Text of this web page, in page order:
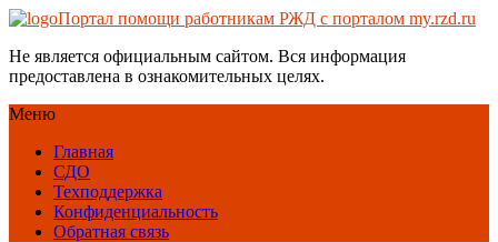
Портал помощи работникам РЖД с порталом my.rzd.ru
Не является официальным сайтом. Вся информация
предоставлена в ознакомительных целях.
Меню
Главная
СДО
Техподдержка
Конфиденциальность
Обратная связь